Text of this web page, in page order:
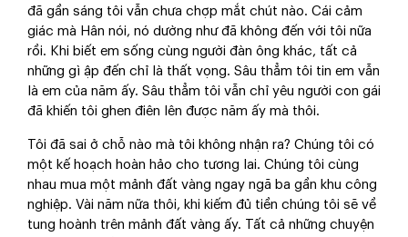
đã gần sáng tôi vẫn chưa chợp mắt chút nào. Cái cảm
giác mà Hân nói, nó dường như đã không đến với tôi nữa
rồi. Khi biết em sống cùng người đàn ông khác, tất cả
những gì ập đến chỉ là thất vọng. Sâu thẳm tôi tin em vẫn
là em của năm ấy. Sâu thẳm tôi vẫn chỉ yêu người con gái
đã khiến tôi ghen điên lên được năm ấy mà thôi.
Tôi đã sai ở chỗ nào mà tôi không nhận ra? Chúng tôi có
một kế hoạch hoàn hảo cho tương lai. Chúng tôi cùng
nhau mua một mảnh đất vàng ngay ngã ba gần khu công
nghiệp. Vài năm nữa thôi, khi kiếm đủ tiền chúng tôi sẽ về
tung hoành trên mảnh đất vàng ấy. Tất cả những chuyện